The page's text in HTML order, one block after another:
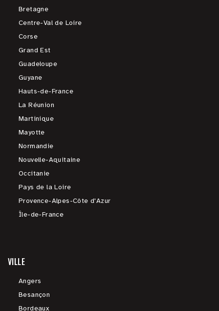
Bretagne
Centre-Val de Loire
Corse
Grand Est
Guadeloupe
Guyane
Hauts-de-France
La Réunion
Martinique
Mayotte
Normandie
Nouvelle-Aquitaine
Occitanie
Pays de la Loire
Provence-Alpes-Côte d'Azur
Île-de-France
VILLE
Angers
Besançon
Bordeaux